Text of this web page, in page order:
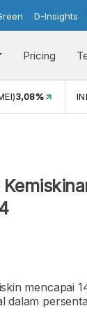
D-Insights
Pricing
INFLASI
mencapai